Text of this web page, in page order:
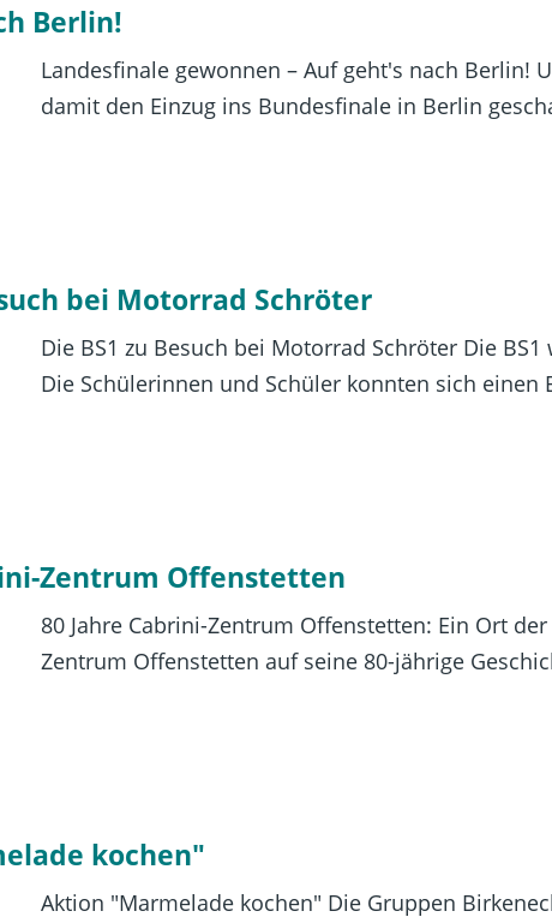
Berlin!
Landesfinale gewonnen – Auf geht's nach Berlin!
damit den Einzug ins Bundesfinale in Berlin
bei Motorrad Schröter
Die BS1 zu Besuch bei Motorrad Schröter Die
Die Schülerinnen und Schüler konnten sich einen
Zentrum Offenstetten
80 Jahre Cabrini-Zentrum Offenstetten: Ein Ort
Zentrum Offenstetten auf seine 80-jährige
kochen"
Aktion "Marmelade kochen" Die Gruppen